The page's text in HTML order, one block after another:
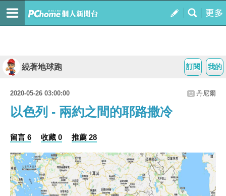
我的
訂閱
繞著地球跑
2020-05-26 03:00:00 丹尼爾
以色列 - 兩約之間的耶路撒冷
留言 6 收藏 0 推薦 28